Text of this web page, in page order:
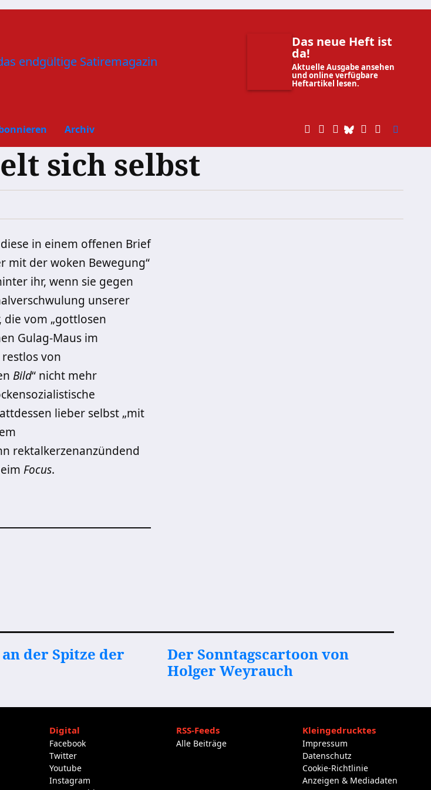
Das neue Heft ist
da!
Aktuelle Ausgabe ansehen
und online verfügbare
Heftartikel lesen.
Archiv
sich selbst
in einem offenen Brief
mit der woken Bewegung“
ihr, wenn sie gegen
unserer
die vom „gottlosen
Gulag-Maus im
von
Bild“ nicht mehr
lieber selbst „mit
rektalkerzenanzündend
Focus.
der Spitze der
Der Sonntagscartoon von
Holger Weyrauch
Digital
Facebook
Twitter
Youtube
Instagram
RSS-Feeds
Alle Beiträge
Kleingedrucktes
Impressum
Datenschutz
Cookie-Richtlinie
Anzeigen & Mediadaten